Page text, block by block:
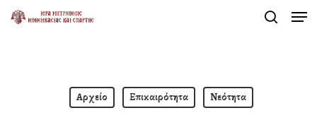
Skip
Αρχείο Επικαιρότητα Νεότητα